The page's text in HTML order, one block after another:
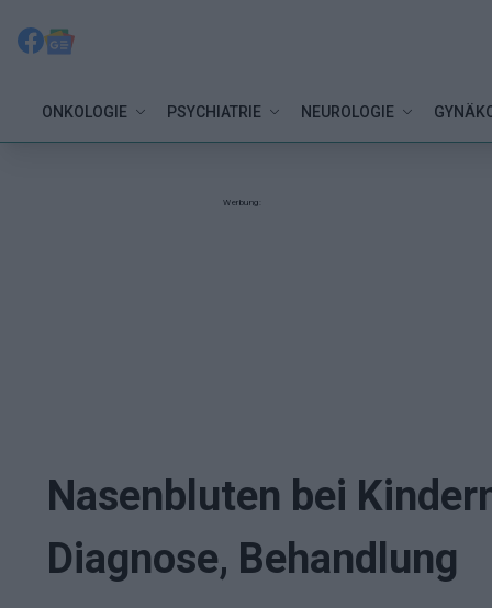
ONKOLOGIE PSYCHIATRIE NEUROLOGIE
Werbung:
Nasenbluten bei
Diagnose, Behandlung